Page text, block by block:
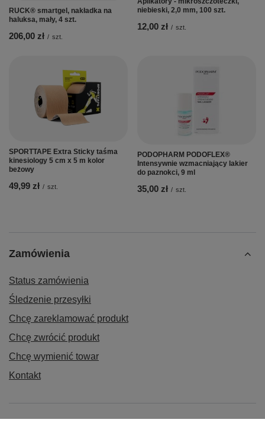
RUCK® smartgel, nakładka na
haluksa, mały, 4 szt.
206,00 zł / szt.
niebieski, 2,0 mm, 100 szt.
12,00 zł / szt.
SPORTTAPE Extra Sticky taśma
kinesiology 5 cm x 5 m kolor
beżowy
49,99 zł / szt.
PODOPHARM PODOFLEX®
Intensywnie wzmacniający lakier
do paznokci, 9 ml
35,00 zł / szt.
Zamówienia
Status zamówienia
Śledzenie przesyłki
Chcę zareklamować produkt
Chcę zwrócić produkt
Chcę wymienić towar
Kontakt